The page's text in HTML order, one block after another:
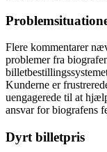
Flere kommentarer
problemer fra
Kunderne er
uengagerede til at
ansvar for biografens
Dyrt billetpris